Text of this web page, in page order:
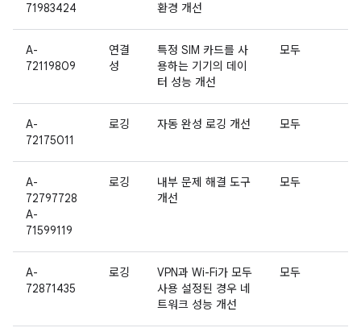
71983424
환경 개선
A-
72119809
연결
성
특정 SIM 카드를 사
용하는 기기의 데이
터 성능 개선
모두
A-
72175011
로깅 자동 완성 로깅 개선 모두
A-
72797728
A-
71599119
로깅
내부 문제 해결 도구
개선
모두
A-
72871435
로깅
VPN과 Wi-Fi가 모두
사용 설정된 경우 네
트워크 성능 개선
모두